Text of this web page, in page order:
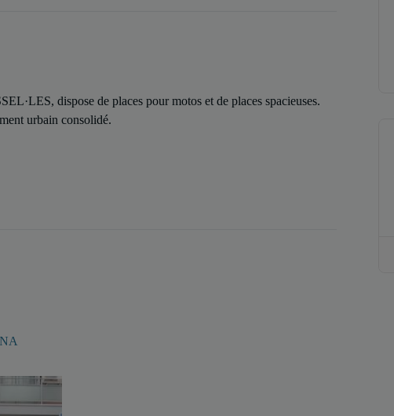
dispose de places pour motos et de places spacieuses.
urbain consolidé.